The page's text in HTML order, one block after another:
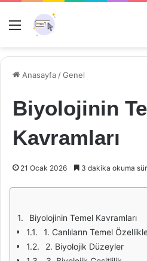
Menü
Anasayfa /Genel
Biyolojinin
Kavramları
21 Ocak 2026 3 dakika okuma
Biyolojinin Temel Kavramları
1. Canlıların Temel
2. Biyolojik Düzeyler